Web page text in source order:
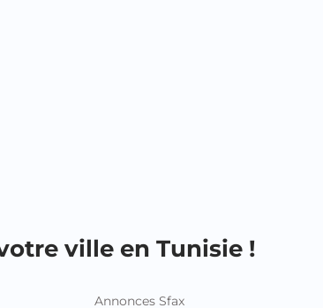
ville en Tunisie !
Annonces Sfax